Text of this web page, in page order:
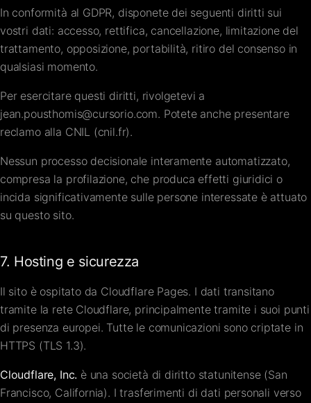
In conformità al GDPR, disponete dei seguenti diritti sui
vostri dati: accesso, rettifica, cancellazione, limitazione del
trattamento, opposizione, portabilità, ritiro del consenso in
qualsiasi momento.
Per esercitare questi diritti, rivolgetevi a
jean.pousthomis@cursorio.com. Potete anche presentare
reclamo alla CNIL (cnil.fr).
Nessun processo decisionale interamente automatizzato,
compresa la profilazione, che produca effetti giuridici o
incida significativamente sulle persone interessate è attuato
su questo sito.
7. Hosting e sicurezza
Il sito è ospitato da Cloudflare Pages. I dati transitano
tramite la rete Cloudflare, principalmente tramite i suoi punti
di presenza europei. Tutte le comunicazioni sono criptate in
HTTPS (TLS 1.3).
Cloudflare, Inc. è una società di diritto statunitense (San
Francisco, California). I trasferimenti di dati personali verso